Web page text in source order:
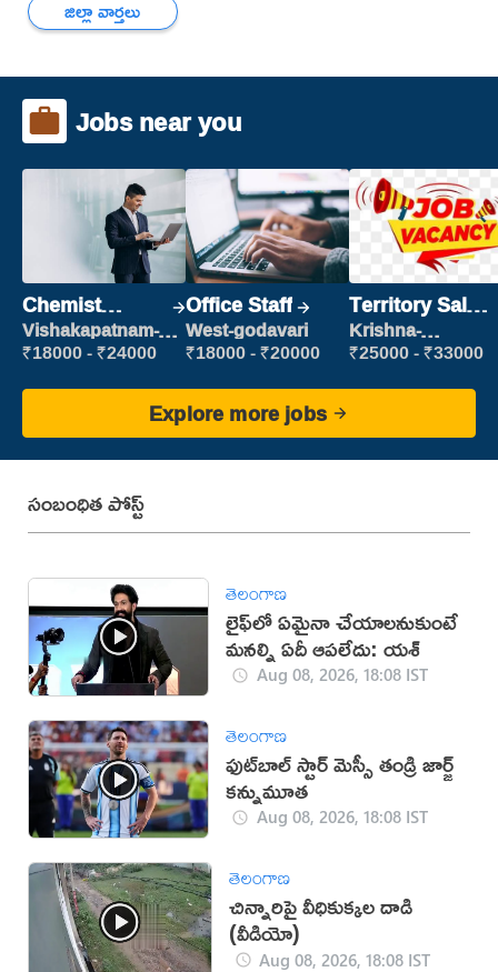
జిల్లా వార్తలు
Jobs near you
Chemist
Production
Executive
Vishakapatnam-
new
₹18000 - ₹24000
Office Staff
West-godavari
₹18000 - ₹20000
Territory Sales
Manager
Krishna-
vijayawada
₹25000 - ₹33000
Explore more jobs
సంబంధిత పోస్ట్
తెలంగాణ
లైఫ్‌లో ఏమైనా చేయాలనుకుంటే
మనల్ని ఏదీ ఆపలేదు: యశ్
Aug 08, 2026, 18:08 IST
తెలంగాణ
ఫుట్‌బాల్ స్టార్ మెస్సీ తండ్రి జార్జ్
కన్నుమూత
Aug 08, 2026, 18:08 IST
తెలంగాణ
చిన్నారిపై వీధికుక్కల దాడి
(వీడియో)
Aug 08, 2026, 18:08 IST